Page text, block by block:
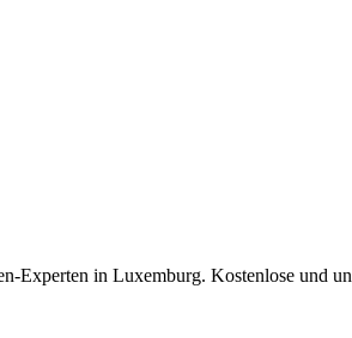
Experten in Luxemburg. Kostenlose und